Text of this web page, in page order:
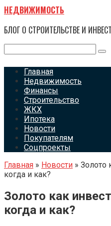
Перейти
к
контенту
НЕДВИЖИМОСТЬ
БЛОГ О СТРОИТЕЛЬСТВЕ И
Главная
Недвижимость
Финансы
Строительство
ЖКХ
Ипотека
Новости
Покупателям
Соцпроекты
Главная » Новости » Золото
когда и как?
Золото как
когда и как?